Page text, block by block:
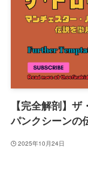
【完全解剖】
パンクシーンの
2025年10月24日